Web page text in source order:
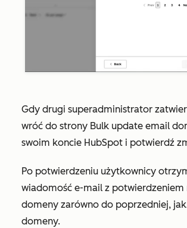
Gdy drugi superadministrator
wróć do strony Bulk update email
swoim koncie HubSpot i potwierdź
Po potwierdzeniu użytkownicy
wiadomość e-mail z potwierdzeniem
domeny zarówno do poprzedniej,
domeny.